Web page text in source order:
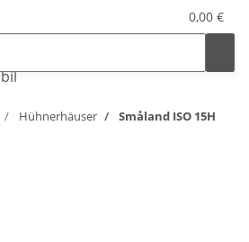
0,00 €
Hühnerhäuser Småland ISO 15H